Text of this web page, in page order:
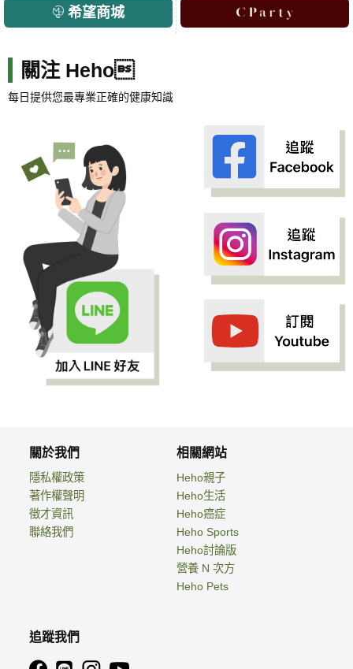
希望商城
關注 Heho
每日提供您最專業正確的健康知識
關於我們
隱私權政策
著作權聲明
徵才資訊
聯絡我們
相關網站
Heho親子
Heho生活
Heho癌症
Heho Sports
Heho討論版
營養 N 次方
Heho Pets
追蹤我們